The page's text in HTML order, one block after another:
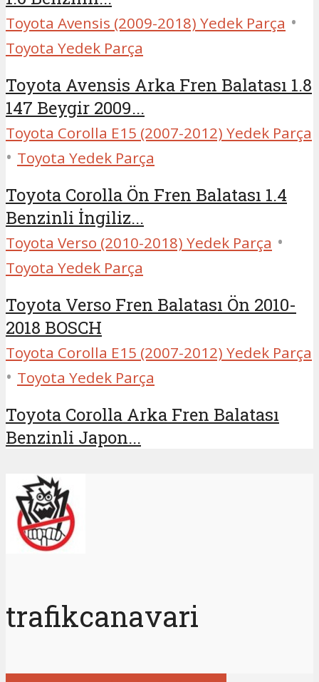
Toyota Avensis (2009-2018) Yedek Parça •
Toyota Yedek Parça
Toyota Avensis Arka Fren Balatası 1.8
147 Beygir 2009...
Toyota Corolla E15 (2007-2012) Yedek Parça
• Toyota Yedek Parça
Toyota Corolla Ön Fren Balatası 1.4
Benzinli İngiliz...
Toyota Verso (2010-2018) Yedek Parça •
Toyota Yedek Parça
Toyota Verso Fren Balatası Ön 2010-
2018 BOSCH
Toyota Corolla E15 (2007-2012) Yedek Parça
• Toyota Yedek Parça
Toyota Corolla Arka Fren Balatası
Benzinli Japon...
trafikcanavari